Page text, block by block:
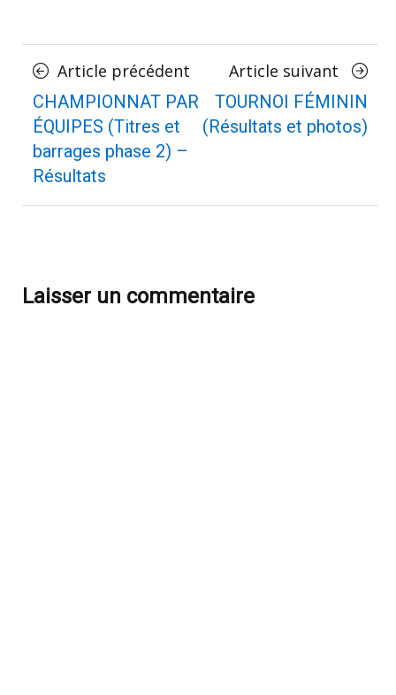
Posts
navigation
Article précédent Article
précédent
CHAMPIONNAT PAR
ÉQUIPES (Titres et
barrages phase 2) –
Résultats
Article suivant
Article
TOURNOI FÉMININ
(Résultats et photos)
Laisser un commentaire